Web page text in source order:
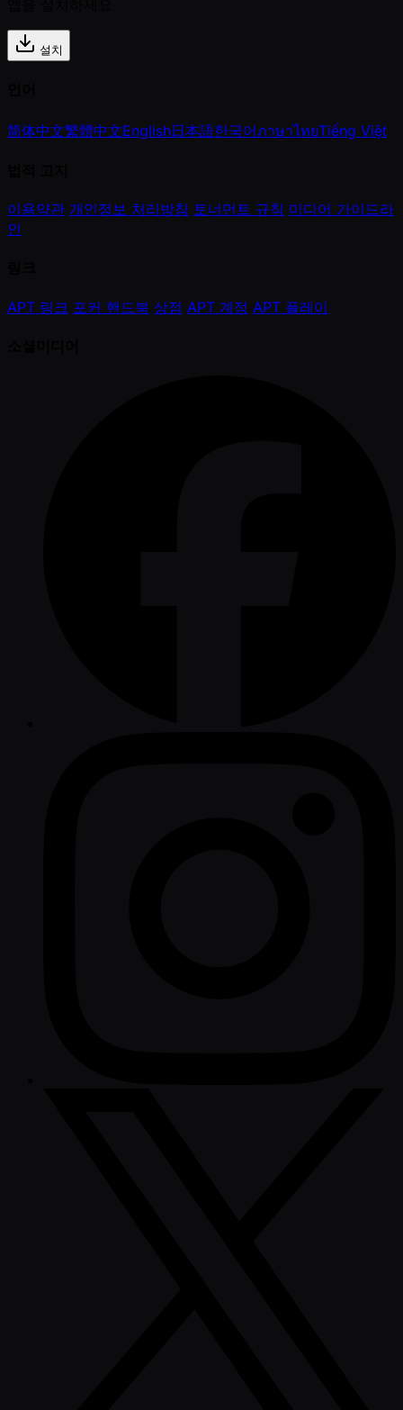
설치
简体中文繁體中文English日本語한국어ภาษาไทยTiếng Việt
이용약관 개인정보 처리방침 토너먼트 규칙 미디어 가이드라
인
APT 링크 포커 핸드북 상점 APT 계정 APT 플레이